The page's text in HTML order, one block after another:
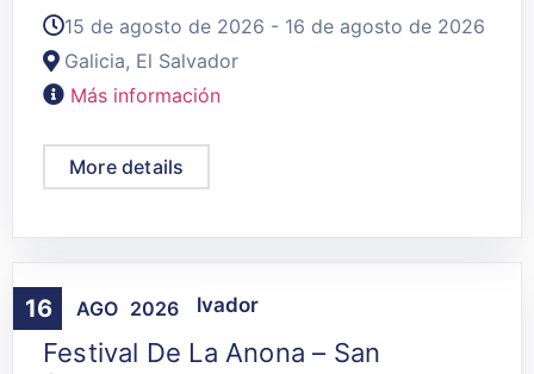
15 de agosto de 2026 - 16 de agosto de 2026
Galicia, El Salvador
Más información
More details
16 AGO 2026
Agenda San Salvador
Festival De La Anona – San